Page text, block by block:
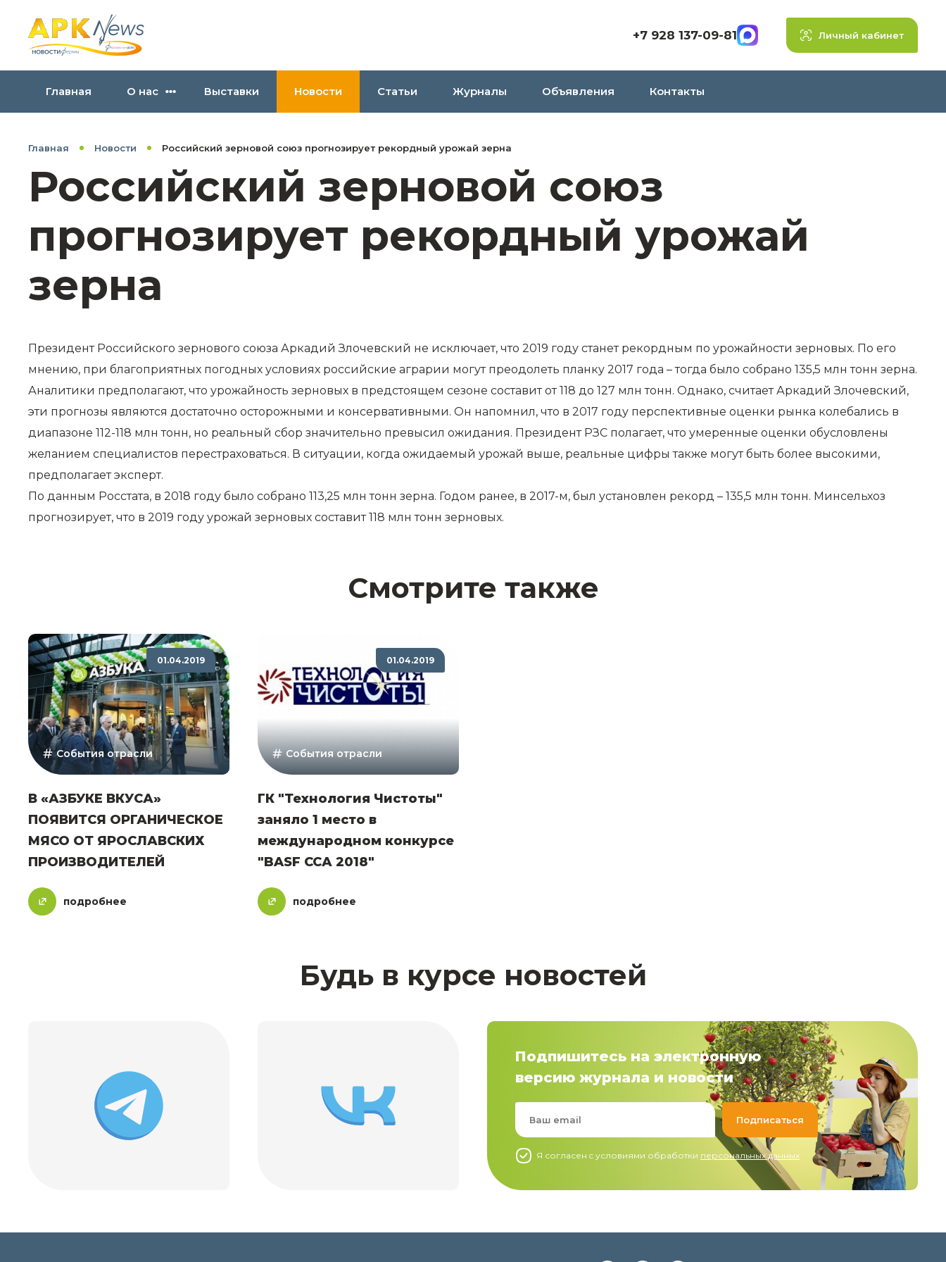
+7 928 137-09-81 Личный кабинет
Главная О нас Выставки Новости Статьи Журналы Объявления Контакты
Главная Новости Российский зерновой союз прогнозирует рекордный урожай зерна
Российский зерновой союз
прогнозирует рекордный урожай
зерна
Президент Российского зернового союза Аркадий Злочевский не исключает, что 2019 году станет рекордным по урожайности зерновых. По его
мнению, при благоприятных погодных условиях российские аграрии могут преодолеть планку 2017 года – тогда было собрано 135,5 млн тонн зерна.
Аналитики предполагают, что урожайность зерновых в предстоящем сезоне составит от 118 до 127 млн тонн. Однако, считает Аркадий Злочевский,
эти прогнозы являются достаточно осторожными и консервативными. Он напомнил, что в 2017 году перспективные оценки рынка колебались в
диапазоне 112-118 млн тонн, но реальный сбор значительно превысил ожидания. Президент РЗС полагает, что умеренные оценки обусловлены
желанием специалистов перестраховаться. В ситуации, когда ожидаемый урожай выше, реальные цифры также могут быть более высокими,
предполагает эксперт.
По данным Росстата, в 2018 году было собрано 113,25 млн тонн зерна. Годом ранее, в 2017-м, был установлен рекорд – 135,5 млн тонн. Минсельхоз
прогнозирует, что в 2019 году урожай зерновых составит 118 млн тонн зерновых.
Смотрите также
01.04.2019
События отрасли
В «АЗБУКЕ ВКУСА»
ПОЯВИТСЯ ОРГАНИЧЕСКОЕ
МЯСО ОТ ЯРОСЛАВСКИХ
ПРОИЗВОДИТЕЛЕЙ
подробнее
01.04.2019
События отрасли
ГК "Технология Чистоты"
заняло 1 место в
международном конкурсе
"BASF CCА 2018"
подробнее
Будь в курсе новостей
Подпишитесь на электронную
версию журнала и новости
Я согласен c условиями обработки персональных данных